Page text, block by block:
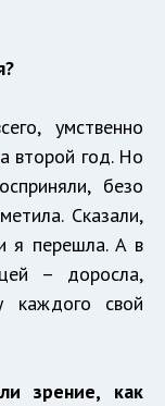
умственно
второй год. Но
безо
Сказали,
я перешла. А в
– доросла,
каждого свой
зрение, как